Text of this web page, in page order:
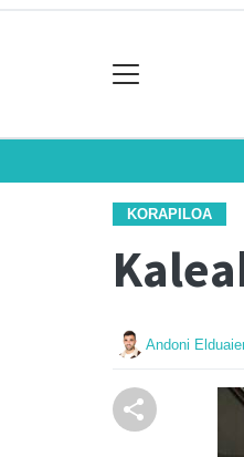
KORAPILOA
Andoni